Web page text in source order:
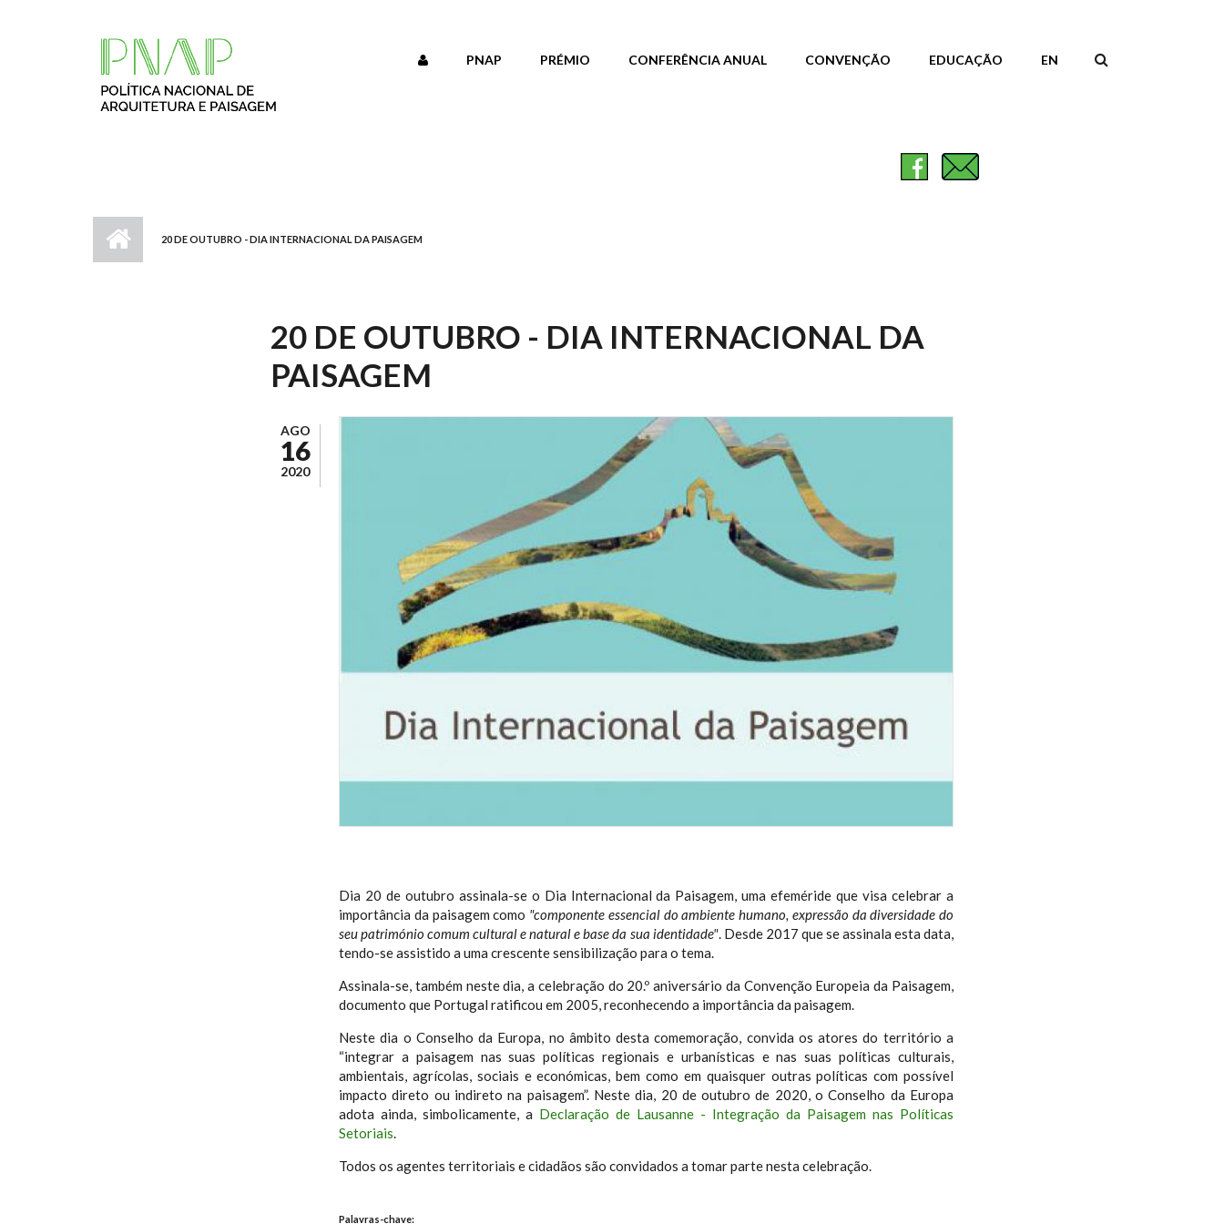
PNAP PRÉMIO CONFERÊNCIA ANUAL CONVENÇÃO EDUCAÇÃO EN
20 DE OUTUBRO - DIA INTERNACIONAL DA PAISAGEM
20 DE OUTUBRO - DIA INTERNACIONAL DA
PAISAGEM
AGO
16
2020
Dia 20 de outubro assinala-se o Dia Internacional da Paisagem, uma efeméride que visa celebrar a
importância da paisagem como "componente essencial do ambiente humano, expressão da diversidade do
seu património comum cultural e natural e base da sua identidade". Desde 2017 que se assinala esta data,
tendo-se assistido a uma crescente sensibilização para o tema.
Assinala-se, também neste dia, a celebração do 20.º aniversário da Convenção Europeia da Paisagem,
documento que Portugal ratificou em 2005, reconhecendo a importância da paisagem.
Neste dia o Conselho da Europa, no âmbito desta comemoração, convida os atores do território a
“integrar a paisagem nas suas políticas regionais e urbanísticas e nas suas políticas culturais,
ambientais, agrícolas, sociais e económicas, bem como em quaisquer outras políticas com possível
impacto direto ou indireto na paisagem”. Neste dia, 20 de outubro de 2020, o Conselho da Europa
adota ainda, simbolicamente, a Declaração de Lausanne - Integração da Paisagem nas Políticas
Setoriais.
Todos os agentes territoriais e cidadãos são convidados a tomar parte nesta celebração.
Palavras-chave: